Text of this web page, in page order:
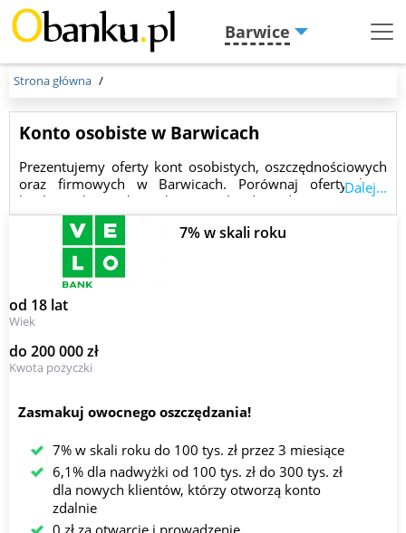
Barwice
Menu
Strona główna
Konto osobiste w Barwicach
Prezentujemy oferty kont osobistych, oszczędnościowych
oraz firmowych w Barwicach. Porównaj oferty kont
bankowych i wybierz konto najbardziej dopasowane do
Twoich potrzeb.
Dalej...
7% w skali roku
od 18 lat
Wiek
do 200 000 zł
Kwota pożyczki
Zasmakuj owocnego oszczędzania!
7% w skali roku do 100 tys. zł przez 3 miesiące
6,1% dla nadwyżki od 100 tys. zł do 300 tys. zł
dla nowych klientów, którzy otworzą konto
zdalnie